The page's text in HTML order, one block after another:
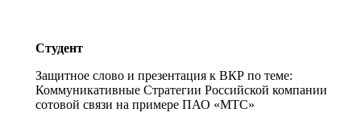
Студент
Защитное слово и презентация к ВКР по теме:
Коммуникативные Стратегии Российской компании
сотовой связи на примере ПАО «МТС»